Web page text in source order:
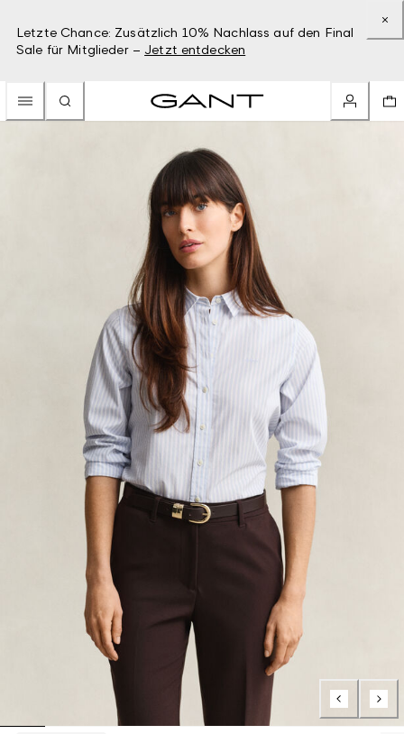
Letzte Chance: Zusätzlich 10% Nachlass auf den Final
Sale für Mitglieder – Jetzt entdecken